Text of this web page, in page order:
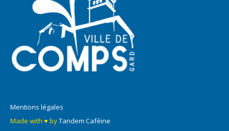
Mentions légales
Made with ♥ byTandem Caféine